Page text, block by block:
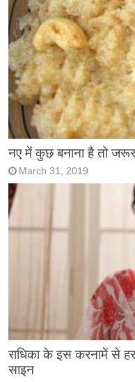
नए में कुछ बनाना है तो
March 31, 2019
राधिका के इस करनामें से
साइन